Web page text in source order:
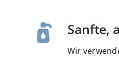
Sanfte,
Wir